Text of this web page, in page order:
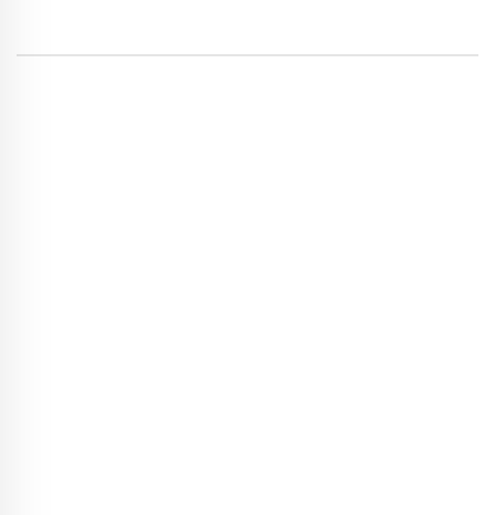
الموصوفة التي نفّذها الجيش الإسرائيلي في وضح